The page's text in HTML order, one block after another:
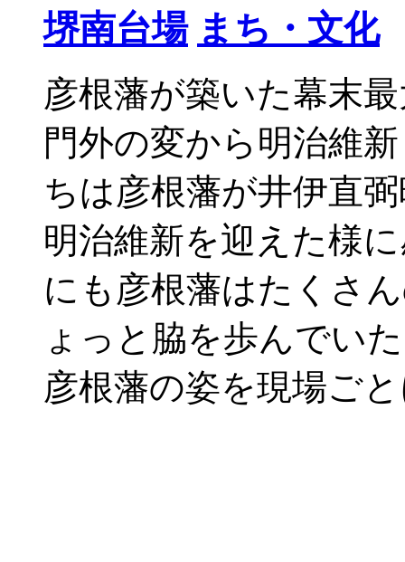
堺南台場 まち・文化
彦根藩が築いた幕末
門外の変から明治維
ちは彦根藩が井伊直
明治維新を迎えた様
にも彦根藩はたくさ
ょっと脇を歩んでい
彦根藩の姿を現場ご